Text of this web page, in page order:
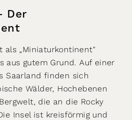
Der
als „Miniaturkontinent"
aus gutem Grund. Auf einer
Saarland finden sich
Wälder, Hochebenen
die an die Rocky
Insel ist kreisförmig und